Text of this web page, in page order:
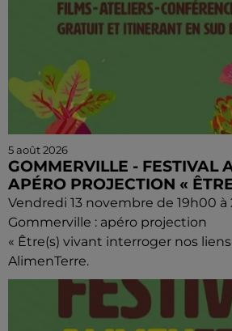
5 août 2026
GOMMERVILLE - FESTIVAL
APÉRO PROJECTION «
Vendredi 13 novembre de 19h00 à
Gommerville : apéro projection
« Être(s) vivant interroger nos
AlimenTerre.